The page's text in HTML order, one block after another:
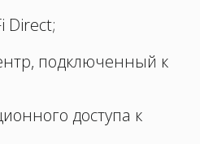
Direct;
подключенный к
доступа к